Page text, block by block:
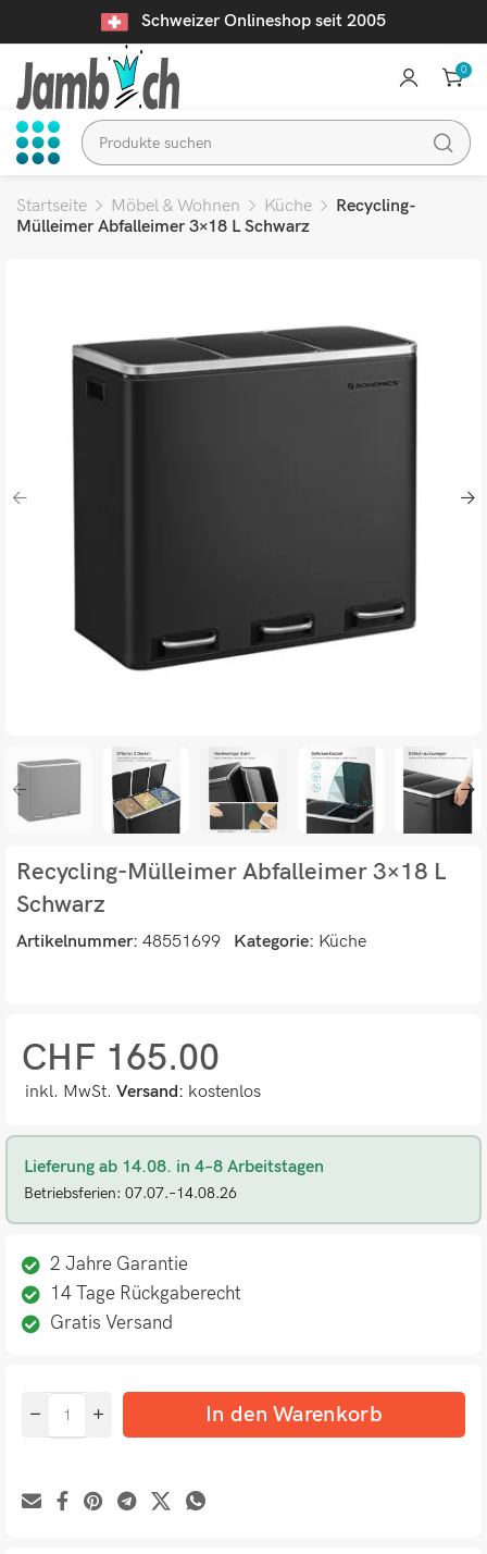
Schweizer Onlineshop seit 2005
0
Startseite Möbel & Wohnen Küche
Recycling-
Mülleimer Abfalleimer 3×18 L Schwarz
Recycling-Mülleimer Abfalleimer 3×18 L
Schwarz
Artikelnummer: 48551699 Kategorie: Küche
CHF 165.00
inkl. MwSt. Versand: kostenlos
Lieferung ab 14.08. in 4–8 Arbeitstagen
Betriebsferien: 07.07.–14.08.26
2 Jahre Garantie
14 Tage Rückgaberecht
Gratis Versand
In den Warenkorb